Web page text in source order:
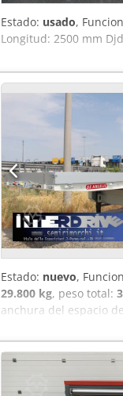
Estado: usado,
Longitud: 2500 mm
Estado: nuevo,
29.800 kg, peso total:
anchura del espacio
remolque:remolque
semirremolque
3 ejes con